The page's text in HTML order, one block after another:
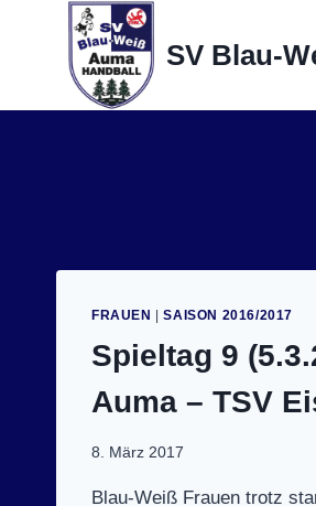
springen
SV Blau-
FRAUEN |SAISON 2016/2017
Spieltag 9
Auma – TSV
8. März 2017
Blau-Weiß Frauen trotz